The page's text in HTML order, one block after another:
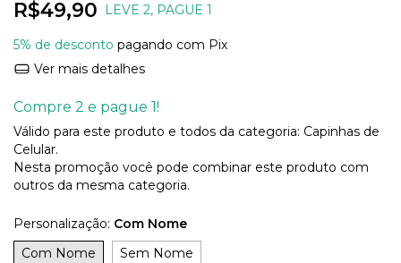
R$49,90 LEVE 2, PAGUE 1
5% de desconto pagando com Pix
Ver mais detalhes
Compre 2 e pague 1!
Válido para este produto e todos da categoria: Capinhas de
Celular.
Nesta promoção você pode combinar este produto com
outros da mesma categoria.
Personalização: Com Nome
Com Nome
Sem Nome